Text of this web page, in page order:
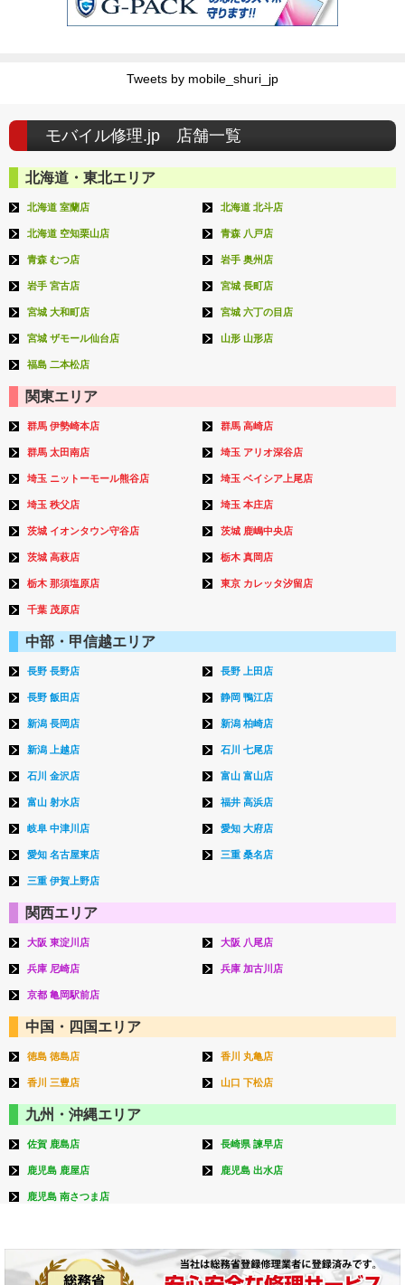
Tweets by mobile_shuri_jp
モバイル修理.jp 店舗一覧
北海道・東北エリア
北海道 室蘭店 北海道 北斗店
北海道 空知栗山店 青森 八戸店
青森 むつ店 岩手 奥州店
岩手 宮古店 宮城 長町店
宮城 大和町店 宮城 六丁の目店
宮城 ザモール仙台店 山形 山形店
福島 二本松店
関東エリア
群馬 伊勢崎本店 群馬 高崎店
群馬 太田南店 埼玉 アリオ深谷店
埼玉 ニットーモール熊谷店 埼玉 ベイシア上尾店
埼玉 秩父店 埼玉 本庄店
茨城 イオンタウン守谷店 茨城 鹿嶋中央店
茨城 高萩店 栃木 真岡店
栃木 那須塩原店 東京 カレッタ汐留店
千葉 茂原店
中部・甲信越エリア
長野 長野店 長野 上田店
長野 飯田店 静岡 鴨江店
新潟 長岡店 新潟 柏崎店
新潟 上越店 石川 七尾店
石川 金沢店 富山 富山店
富山 射水店 福井 高浜店
岐阜 中津川店 愛知 大府店
愛知 名古屋東店 三重 桑名店
三重 伊賀上野店
関西エリア
大阪 東淀川店 大阪 八尾店
兵庫 尼崎店 兵庫 加古川店
京都 亀岡駅前店
中国・四国エリア
徳島 徳島店 香川 丸亀店
香川 三豊店 山口 下松店
九州・沖縄エリア
佐賀 鹿島店 長崎県 諫早店
鹿児島 鹿屋店 鹿児島 出水店
鹿児島 南さつま店